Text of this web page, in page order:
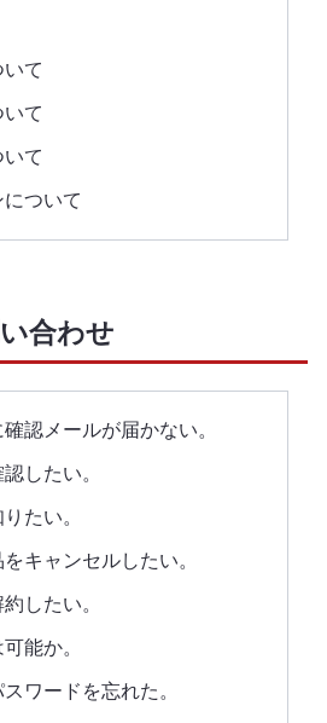
て
て
て
について
合わせ
認メールが届かない。
したい。
たい。
キャンセルしたい。
したい。
能か。
ワードを忘れた。